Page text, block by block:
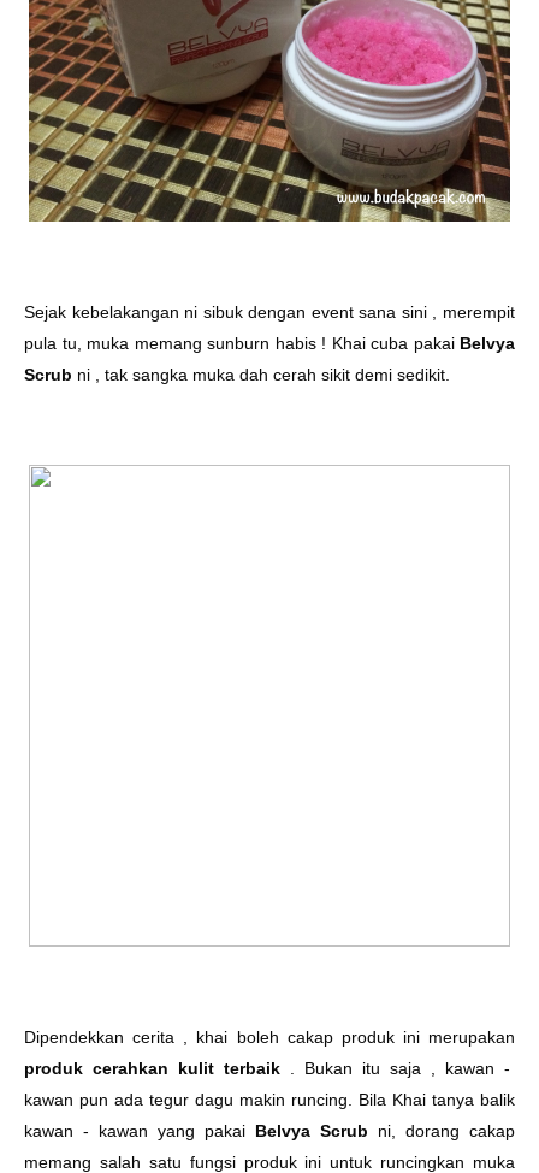
Sejak kebelakangan ni sibuk dengan event sana sini , merempit
pula tu, muka memang sunburn habis ! Khai cuba pakai Belvya
Scrub ni , tak sangka muka dah cerah sikit demi sedikit.
Dipendekkan cerita , khai boleh cakap produk ini merupakan
produk cerahkan kulit terbaik . Bukan itu saja , kawan -
kawan pun ada tegur dagu makin runcing. Bila Khai tanya balik
kawan - kawan yang pakai Belvya Scrub ni, dorang cakap
memang salah satu fungsi produk ini untuk runcingkan muka